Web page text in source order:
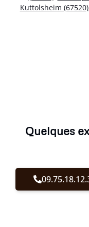
Kuttolsheim (67520)
Quelques